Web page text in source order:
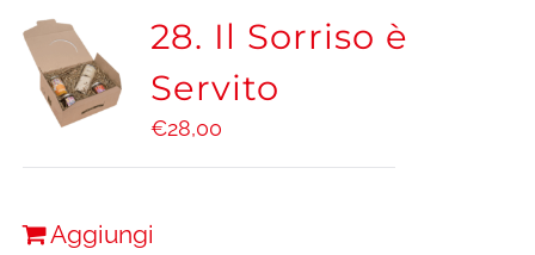
28. Il Sorriso è
Servito
€28,00
Aggiungi